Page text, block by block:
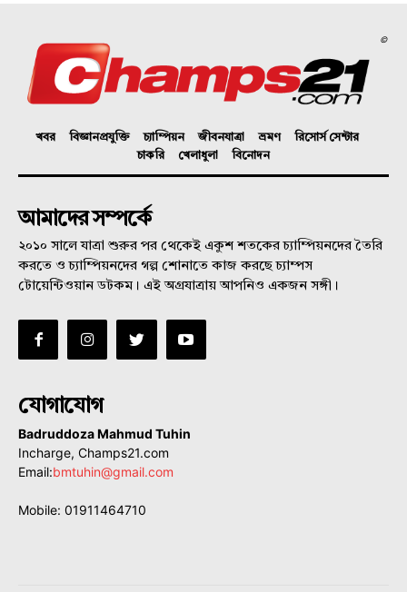
©
খবর বিজ্ঞানপ্রযুক্তি চ্যাম্পিয়ন জীবনযাত্রা ভ্রমণ
রিসোর্স সেন্টার
চাকরি
খেলাধুলা বিনোদন
আমাদের সম্পর্কে
২০১০ সালে যাত্রা শুরুর পর থেকেই একুশ শতকের চ্যাম্পিয়নদের তৈরি
করতে ও চ্যাম্পিয়নদের গল্প শোনাতে কাজ করছে চ্যাম্পস
টোয়েন্টিওয়ান ডটকম। এই অগ্রযাত্রায় আপনিও একজন সঙ্গী।
যোগাযোগ
Badruddoza Mahmud Tuhin
Incharge, Champs21.com
Email:bmtuhin@gmail.com
Mobile: 01911464710